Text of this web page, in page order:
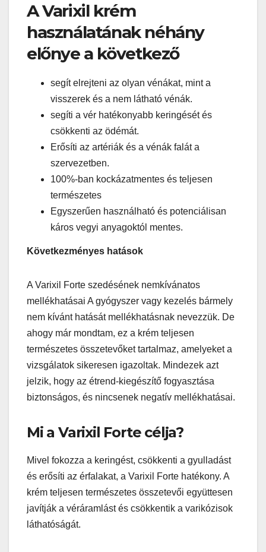
A Varixil krém
használatának néhány
előnye a következő
segít elrejteni az olyan vénákat, mint a
visszerek és a nem látható vénák.
segíti a vér hatékonyabb keringését és
csökkenti az ödémát.
Erősíti az artériák és a vénák falát a
szervezetben.
100%-ban kockázatmentes és teljesen
természetes
Egyszerűen használható és potenciálisan
káros vegyi anyagoktól mentes.
Következményes hatások
A Varixil Forte szedésének nemkívánatos
mellékhatásai A gyógyszer vagy kezelés bármely
nem kívánt hatását mellékhatásnak nevezzük. De
ahogy már mondtam, ez a krém teljesen
természetes összetevőket tartalmaz, amelyeket a
vizsgálatok sikeresen igazoltak. Mindezek azt
jelzik, hogy az étrend-kiegészítő fogyasztása
biztonságos, és nincsenek negatív mellékhatásai.
Mi a Varixil Forte célja?
Mivel fokozza a keringést, csökkenti a gyulladást
és erősíti az érfalakat, a Varixil Forte hatékony. A
krém teljesen természetes összetevői együttesen
javítják a véráramlást és csökkentik a varikózisok
láthatóságát.